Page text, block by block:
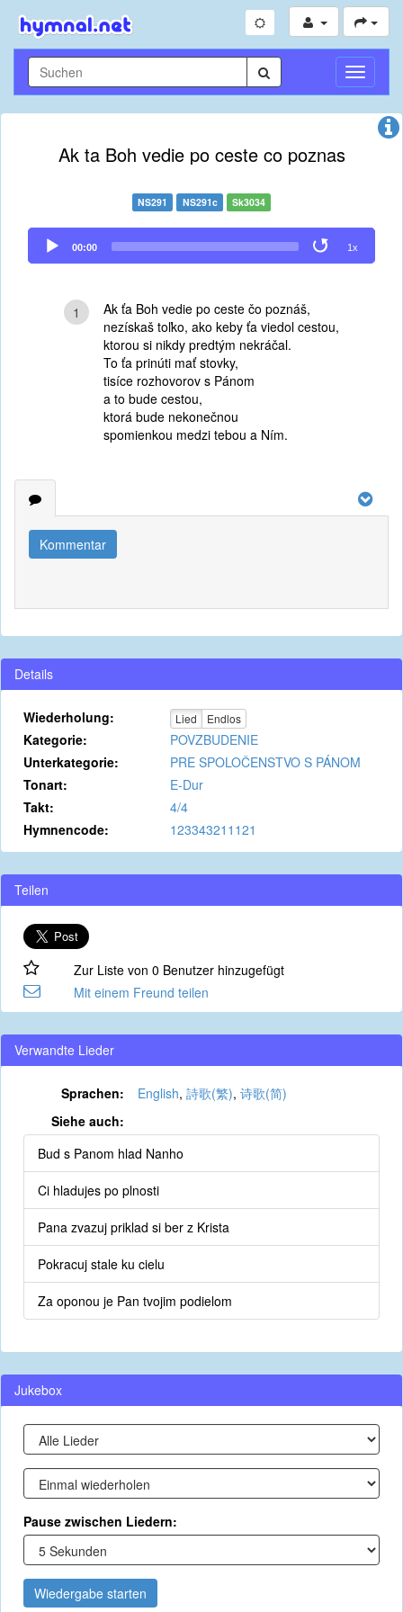
Ak ta Boh vedie po ceste co poznas
NS291 NS291c Sk3034
Audio
Player
00:00 1x
1
Ak ťa Boh vedie po ceste čo poznáš,
nezískaš toľko, ako keby ťa viedol cestou,
ktorou si nikdy predtým nekráčal.
To ťa prinúti mať stovky,
tisíce rozhovorov s Pánom
a to bude cestou,
ktorá bude nekonečnou
spomienkou medzi tebou a Ním.
Kommentar
Details
Wiederholung: Lied Endlos
Kategorie:
POVZBUDENIE
Unterkategorie:
PRE SPOLOČENSTVO S PÁNOM
Tonart:
E-Dur
Takt:
4/4
Hymnencode:
123343211121
Teilen
Zur Liste von 0 Benutzer hinzugefügt
Mit einem Freund teilen
Verwandte Lieder
Sprachen: English, 詩歌(繁), 诗歌(简)
Siehe auch:
Bud s Panom hlad Nanho
Ci hladujes po plnosti
Pana zvazuj priklad si ber z Krista
Pokracuj stale ku cielu
Za oponou je Pan tvojim podielom
Jukebox
Pause zwischen Liedern:
Wiedergabe starten